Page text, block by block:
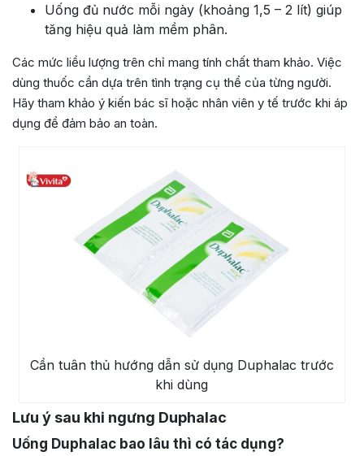
Uống đủ nước mỗi ngày (khoảng 1,5 – 2 lít) giúp
tăng hiệu quả làm mềm phân.
Các mức liều lượng trên chỉ mang tính chất tham khảo. Việc
dùng thuốc cần dựa trên tình trạng cụ thể của từng người.
Hãy tham khảo ý kiến bác sĩ hoặc nhân viên y tế trước khi áp
dụng để đảm bảo an toàn.
Cần tuân thủ hướng dẫn sử dụng Duphalac trước
khi dùng
Lưu ý sau khi ngưng Duphalac
Uống Duphalac bao lâu thì có tác dụng?